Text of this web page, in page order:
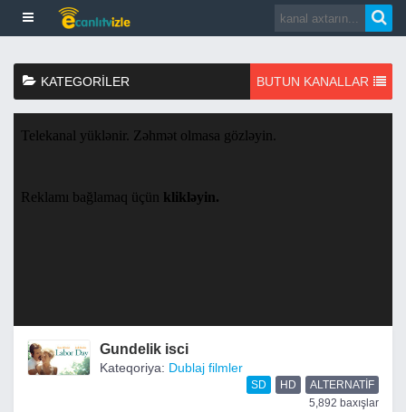
KATEGORILER BUTUN KANALLAR
Gundelik isci
Kateqoriya: Dublaj filmler
SD HD
ALTERNATIF
5,892 baxışlar